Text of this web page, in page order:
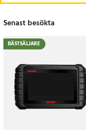
Senast besökta
BÄSTSÄLJARE